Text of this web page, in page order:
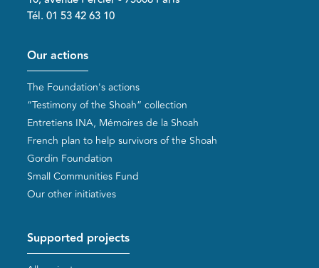
Tél. 01 53 42 63 10
Pied de page
Our actions
The Foundation's actions
“Testimony of the Shoah” collection
Entretiens INA, Mémoires de la Shoah
French plan to help survivors of the Shoah
Gordin Foundation
Small Communities Fund
Our other initiatives
Supported projects